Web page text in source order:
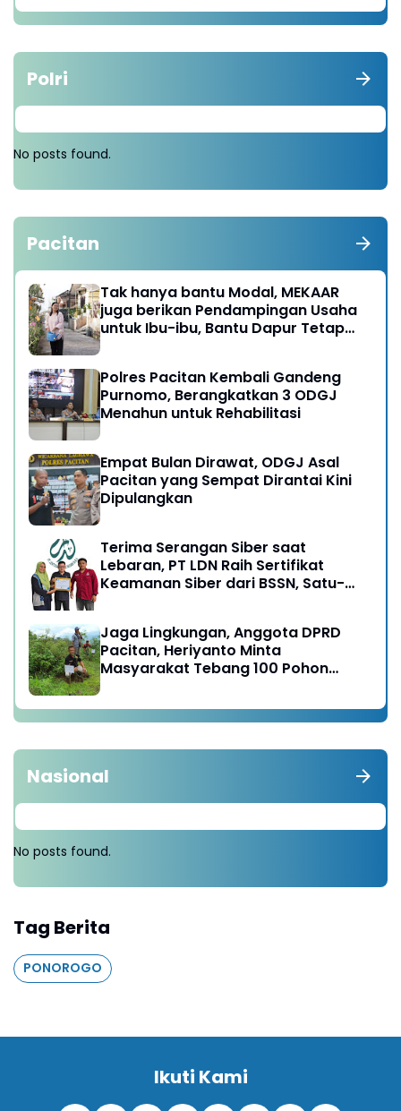
Polri
No posts found.
Pacitan
Tak hanya bantu Modal, MEKAAR
juga berikan Pendampingan Usaha
untuk Ibu-ibu, Bantu Dapur Tetap
Polres Pacitan Kembali Gandeng
Purnomo, Berangkatkan 3 ODGJ
Menahun untuk Rehabilitasi
Empat Bulan Dirawat, ODGJ Asal
Pacitan yang Sempat Dirantai Kini
Dipulangkan
Terima Serangan Siber saat
Lebaran, PT LDN Raih Sertifikat
Keamanan Siber dari BSSN, Satu-
Jaga Lingkungan, Anggota DPRD
Pacitan, Heriyanto Minta
Masyarakat Tebang 100 Pohon
Nasional
No posts found.
Tag Berita
PONOROGO
Ikuti Kami